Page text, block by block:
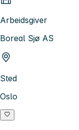
Arbeidsgiver
Boreal Sjø AS
Sted
Oslo